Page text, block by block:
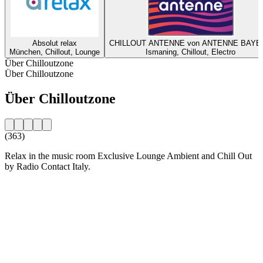
Absolut relax
München, Chillout, Lounge
CHILLOUT ANTENNE von ANTENNE
Ismaning, Chillout, Electro
Über Chilloutzone
Über Chilloutzone
Über Chilloutzone
(363)
Relax in the music room Exclusive Lounge Ambient and Chill Out
by Radio Contact Italy.